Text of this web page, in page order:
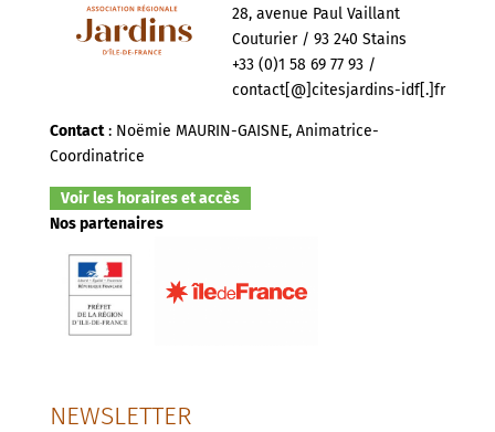
28, avenue Paul Vaillant
Couturier / 93 240 Stains
+33 (0)1 58 69 77 93 /
contact[@]citesjardins-idf[.]fr
Contact: Noëmie MAURIN-GAISNE, Animatrice-
Coordinatrice
Voir les horaires et accès
Nos partenaires
NEWSLETTER